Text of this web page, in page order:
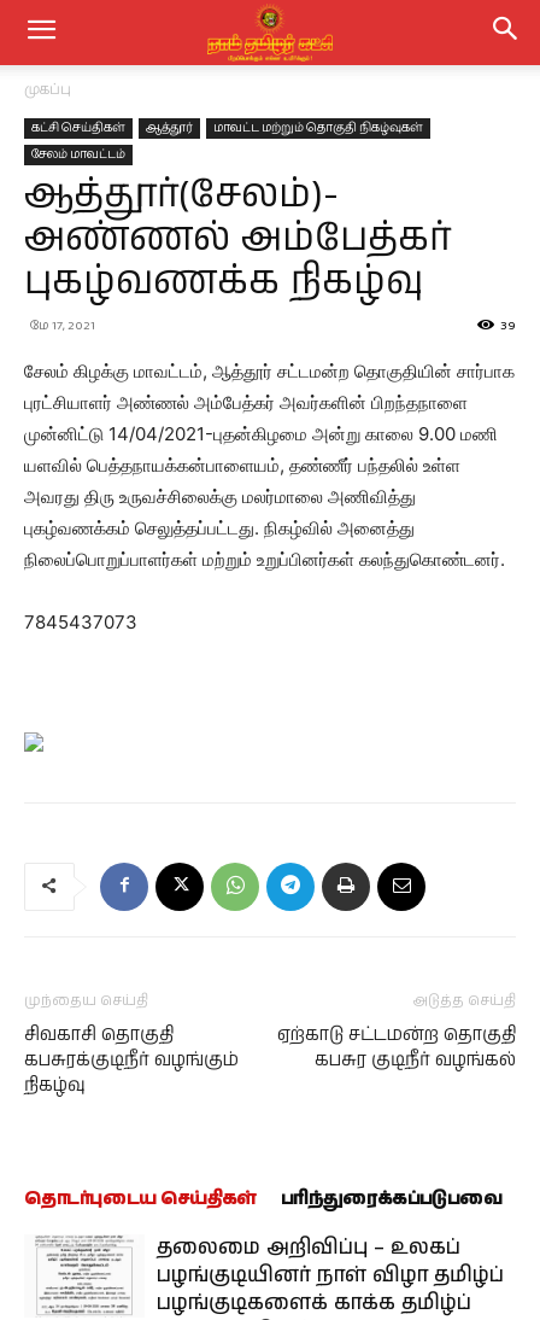
முகப்பு
கட்சி செய்திகள் ஆத்தூர்
மாவட்ட மற்றும் தொகுதி நிகழ்வுகள்
சேலம் மாவட்டம்
ஆத்தூர்(சேலம்)-
அண்ணல் அம்பேத்கர்
புகழ்வணக்க நிகழ்வு
மே 17, 2021 39
சேலம் கிழக்கு மாவட்டம், ஆத்தூர் சட்டமன்ற தொகுதியின் சார்பாக
புரட்சியாளர் அண்ணல் அம்பேத்கர் அவர்களின் பிறந்தநாளை
முன்னிட்டு 14/04/2021-புதன்கிழமை அன்று காலை 9.00 மணி
யளவில் பெத்தநாயக்கன்பாளையம், தண்ணீர் பந்தலில் உள்ள
அவரது திரு உருவச்சிலைக்கு மலர்மாலை அணிவித்து
புகழ்வணக்கம் செலுத்தப்பட்டது. நிகழ்வில் அனைத்து
நிலைப்பொறுப்பாளர்கள் மற்றும் உறுப்பினர்கள் கலந்துகொண்டனர்.
7845437073
முந்தைய செய்தி
சிவகாசி தொகுதி
கபசுரக்குடிநீர் வழங்கும்
நிகழ்வு
அடுத்த செய்தி
ஏற்காடு சட்டமன்ற தொகுதி
கபசுர குடிநீர் வழங்கல்
தொடர்புடைய செய்திகள் பரிந்துரைக்கப்படுபவை
தலைமை அறிவிப்பு – உலகப்
பழங்குடியினர் நாள் விழா தமிழ்ப்
பழங்குடிகளைக் காக்க தமிழ்ப்